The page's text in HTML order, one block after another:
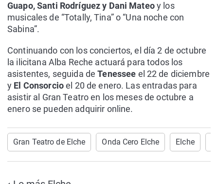
Guapo, Santi Rodríguez y Dani Mateoy los
musicales de “Totally, Tina” o “Una noche con
Sabina”.
Continuando con los conciertos, el día 2 de octubre
la ilicitana Alba Reche actuará para todos los
asistentes, seguida deTenessee el 22 de diciembre
y El Consorcioel 20 de enero. Las entradas para
asistir al Gran Teatro en los meses de octubre a
enero se pueden adquirir online.
Gran Teatro de Elche Onda Cero Elche Elche